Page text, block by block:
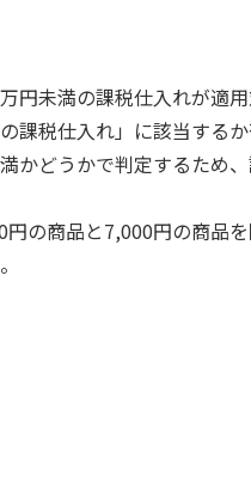
円未満の課税仕入れが適用
の課税仕入れ」に該当する
かどうかで判定するため
円の商品と7,000円の商品